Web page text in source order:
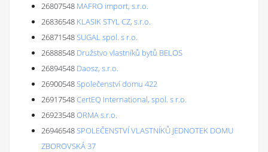
26807548 MAFRO import, s.r.o.
26836548 KLASIK STYL CZ, s.r.o.
26871548SUGAL spol. s r.o.
26888548 Družstvo vlastníků bytů BELOS
26894548 Daosz, s.r.o.
26900548Společenství domu 422
26917548CertEQ International, spol. s r.o.
26923548ORMA s.r.o.
26946548SPOLEČENSTVÍ VLASTNÍKŮ JEDNOTEK DOMU
ZBOROVSKÁ 37